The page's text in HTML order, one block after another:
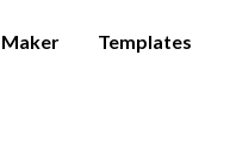
Templates